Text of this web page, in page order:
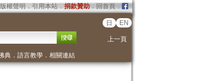
版權聲明 ． 引用本站． 捐款贊助．回首頁．
日 EN
上一頁
典． 語言教學． 相關連結